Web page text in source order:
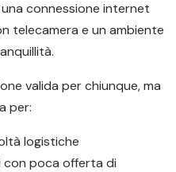
connessione internet
telecamera e un ambiente
valida per chiunque, ma
per:
logistiche
con poca offerta di